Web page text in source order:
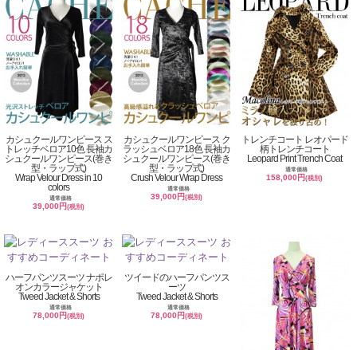
カシュクールワンピース ス
トレッチベロア10色 長袖カ
シュクールワンピース(巻き
型・ラップ式)
Wrap Velour Dress in 10
colors
通常価格
39,000円(税別)
カシュクールワンピース ク
ラッシュベロア18色 長袖カ
シュクールワンピース(巻き
型・ラップ式)
Crush Velour Wrap Dress
通常価格
39,000円(税別)
トレンチコート レオパード
柄トレンチコート
Leopard Print Trench Coat
通常価格
158,000円(税別)
ハーフパンツスーツ ナポレ
オンカラージャケット
Tweed Jacket & Shorts
通常価格
78,000円(税別)
ツイードのハーフパンツス
ーツ
Tweed Jacket & Shorts
通常価格
78,000円(税別)